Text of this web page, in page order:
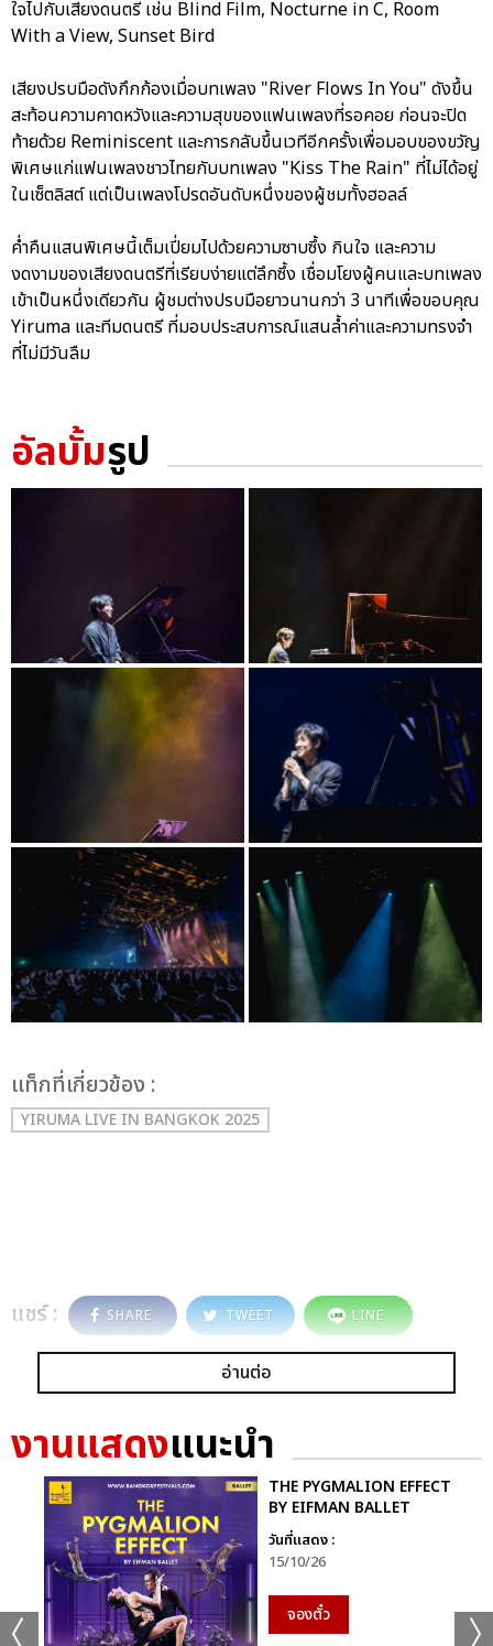
ใจไปกับเสียงดนตรี เช่น Blind Film, Nocturne in C, Room
With a View, Sunset Bird
เสียงปรบมือดังกึกก้องเมื่อบทเพลง "River Flows In You" ดังขึ้น
สะท้อนความคาดหวังและความสุขของแฟนเพลงที่รอคอย ก่อนจะปิด
ท้ายด้วย Reminiscent และการกลับขึ้นเวทีอีกครั้งเพื่อมอบของขวัญ
พิเศษแก่แฟนเพลงชาวไทยกับบทเพลง "Kiss The Rain" ที่ไม่ได้อยู่
ในเซ็ตลิสต์ แต่เป็นเพลงโปรดอันดับหนึ่งของผู้ชมทั้งฮอลล์
ค่ำคืนแสนพิเศษนี้เต็มเปี่ยมไปด้วยความซาบซึ้ง กินใจ และความ
งดงามของเสียงดนตรีที่เรียบง่ายแต่ลึกซึ้ง เชื่อมโยงผู้คนและบทเพลง
เข้าเป็นหนึ่งเดียวกัน ผู้ชมต่างปรบมือยาวนานกว่า 3 นาทีเพื่อขอบคุณ
Yiruma และทีมดนตรี ที่มอบประสบการณ์แสนล้ำค่าและความทรงจำ
ที่ไม่มีวันลืม
อัลบั้มรูป
เเท็กที่เกี่ยวข้อง :
YIRUMA LIVE IN BANGKOK 2025
แชร์ : SHARE TWEET LINE
อ่านต่อ
งานแสดงแนะนำ
THE PYGMALION EFFECT
BY EIFMAN BALLET
วันที่แสดง :
15/10/26
จองตั๋ว